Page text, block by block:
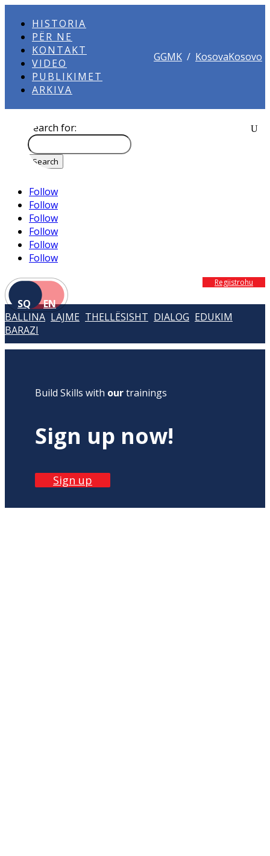
HISTORIA
PËR NE
KONTAKT
VIDEO
PUBLIKIMET
ARKIVA
GGMK / KosovaKosovo
Search for:
Follow
Follow
Follow
Follow
Follow
Follow
SQ EN
Regjistrohu
BALLINA LAJME THELLËSISHT DIALOG EDUKIM
BARAZI
Build Skills with ourtrainings
Sign up now!
Sign up